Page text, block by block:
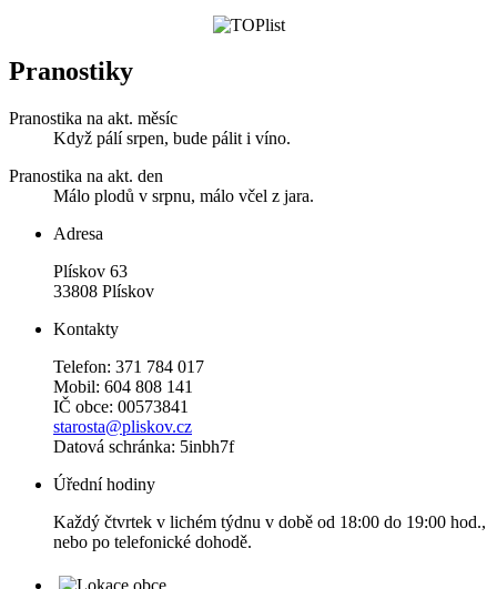
Pranostiky
Pranostika na akt. měsíc
Když pálí srpen, bude pálit i víno.
Pranostika na akt. den
Málo plodů v srpnu, málo včel z jara.
Adresa
Plískov 63
33808 Plískov
Kontakty
Telefon: 371 784 017
Mobil: 604 808 141
IČ obce: 00573841
starosta@pliskov.cz
Datová schránka: 5inbh7f
Úřední hodiny
Každý čtvrtek v lichém týdnu v době od 18:00 do 19:00 hod.,
nebo po telefonické dohodě.